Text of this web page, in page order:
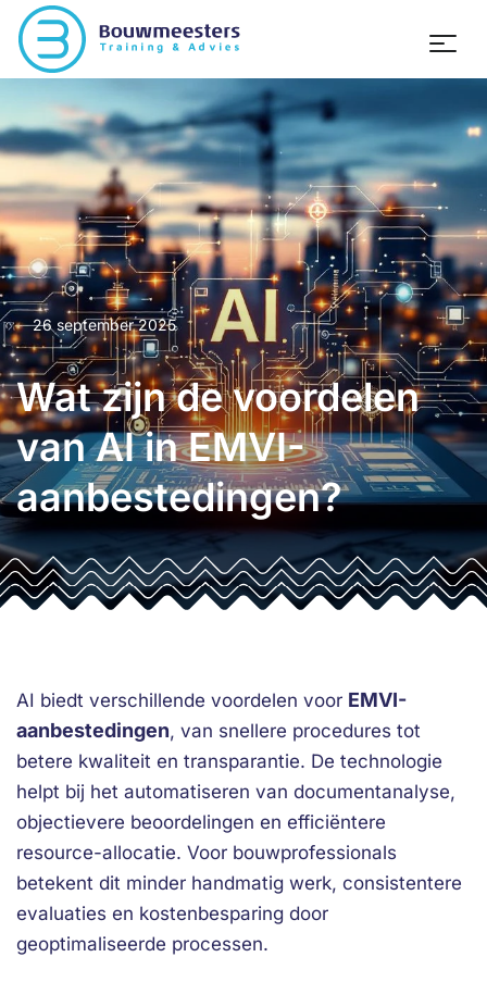
26 september 2025
Wat zijn de voordelen
van AI in EMVI-
aanbestedingen?
AI biedt verschillende voordelen voor EMVI-
aanbestedingen, van snellere procedures tot
betere kwaliteit en transparantie. De technologie
helpt bij het automatiseren van documentanalyse,
objectievere beoordelingen en efficiëntere
resource-allocatie. Voor bouwprofessionals
betekent dit minder handmatig werk, consistentere
evaluaties en kostenbesparing door
geoptimaliseerde processen.